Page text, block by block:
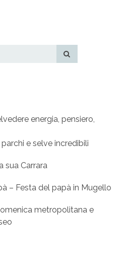
energia, pensiero,
e selve incredibili
sua Carrara
– Festa del papà in Mugello
metropolitana e